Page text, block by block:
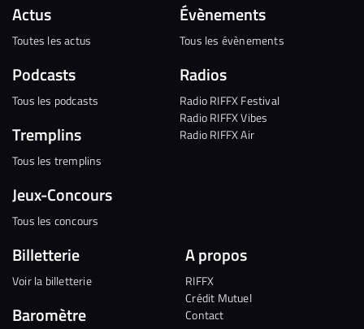
Actus
Toutes les actus
Podcasts
Tous les podcasts
Tremplins
Tous les tremplins
Jeux-Concours
Tous les concours
Évènements
Tous les évènements
Radios
Radio RIFFX Festival
Radio RIFFX Vibes
Radio RIFFX Air
Billetterie
Voir la billetterie
Baromètre
A propos
RIFFX
Crédit Mutuel
Contact